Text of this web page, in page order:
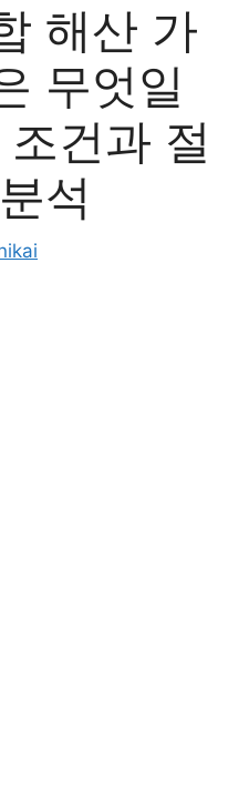
해산 가
무엇일
건과 절
석